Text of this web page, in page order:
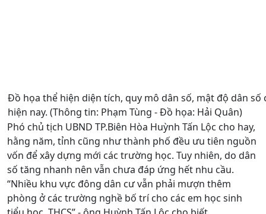
Đồ họa thể hiện diện tích, quy mô dân số, mật độ dân số
hiện nay. (Thông tin: Phạm Tùng - Đồ họa: Hải Quân)
Phó chủ tịch UBND TP.Biên Hòa Huỳnh Tấn Lộc cho hay,
hằng năm, tỉnh cũng như thành phố đều ưu tiên nguồn
vốn để xây dựng mới các trường học. Tuy nhiên, do dân
số tăng nhanh nên vẫn chưa đáp ứng hết nhu cầu.
“Nhiều khu vực đông dân cư vẫn phải mượn thêm
phòng ở các trường nghề bố trí cho các em học sinh